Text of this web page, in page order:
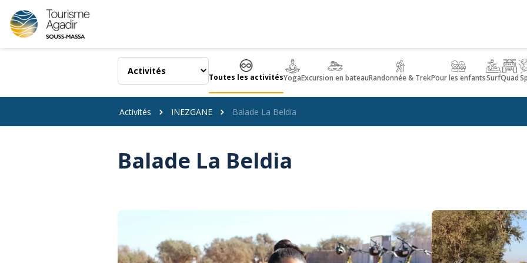
Panneau de gestion des cookies
Toutes les activitésYogaExcursion en bateauRandonnée & TrekPour les enfantsSurfQuad
Activités INEZGANE Balade La Beldia
Balade La Beldia